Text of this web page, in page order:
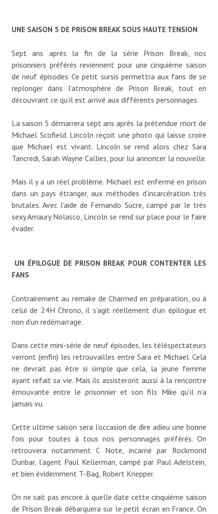
UNE SAISON 5 DE PRISON BREAK SOUS HAUTE TENSION
Sept ans après la fin de la série Prison Break, nos
prisonniers préférés reviennent pour une cinquième saison
de neuf épisodes. Ce petit sursis permettra aux fans de se
replonger dans l’atmosphère de Prison Break, tout en
découvrant ce qu’il est arrivé aux différents personnages.
La saison 5 démarrera sept ans après la prétendue mort de
Michael Scofield. Lincoln reçoit une photo qui laisse croire
que Michael est vivant. Lincoln se rend alors chez Sara
Tancredi, Sarah Wayne Callies, pour lui annoncer la nouvelle.
Mais il y a un réel problème. Michael est enfermé en prison
dans un pays étranger, aux méthodes d’incarcération très
brutales. Avec l’aide de Fernando Sucre, campé par le très
sexy Amaury Nolasco, Lincoln se rend sur place pour le faire
évader.
UN ÉPILOGUE DE PRISON BREAK POUR CONTENTER LES
FANS
Contrairement au remake de Charmed en préparation, ou à
celui de 24H Chrono, il s’agit réellement d’un épilogue et
non d’un redémarrage.
Dans cette mini-série de neuf épisodes, les téléspectateurs
verront (enfin) les retrouvailles entre Sara et Michael. Cela
ne devrait pas être si simple que cela, la jeune femme
ayant refait sa vie. Mais ils assisteront aussi à la rencontre
émouvante entre le prisonnier et son fils Mike qu’il n’a
jamais vu.
Cette ultime saison sera l’occasion de dire adieu une bonne
fois pour toutes à tous nos personnages préférés. On
retrouvera notamment C Note, incarné par Rockmond
Dunbar, l’agent Paul Kellerman, campé par Paul Adelstein,
et bien évidemment T-Bag, Robert Knepper.
On ne sait pas encore à quelle date cette cinquième saison
de Prison Break débarquera sur le petit écran en France. On